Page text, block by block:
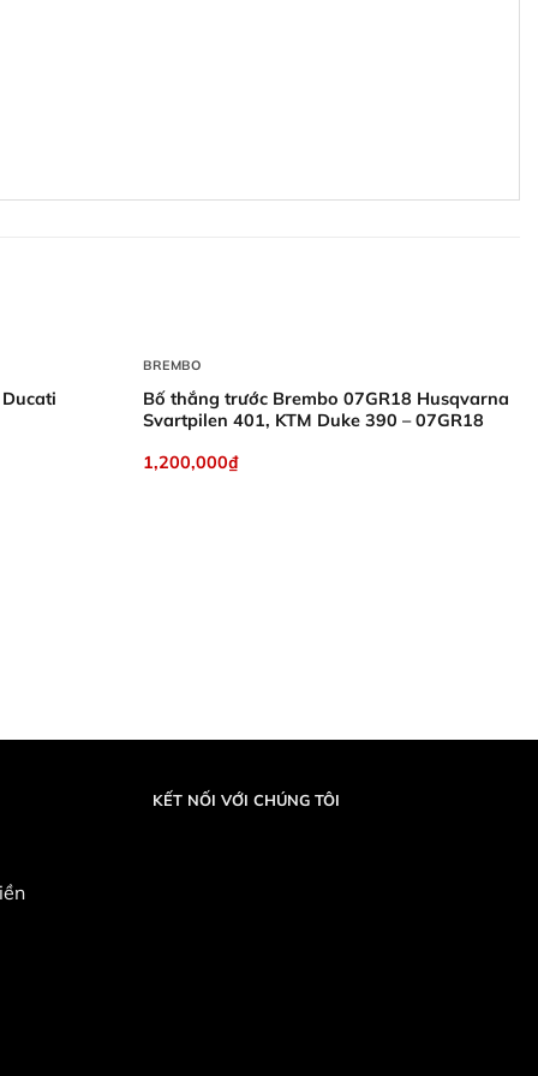
BREMBO
Bố thắng trước Brembo 07GR18 Husqvarna
Svartpilen 401, KTM Duke 390 – 07GR18
1,200,000₫
KẾT NỐI VỚI CHÚNG TÔI